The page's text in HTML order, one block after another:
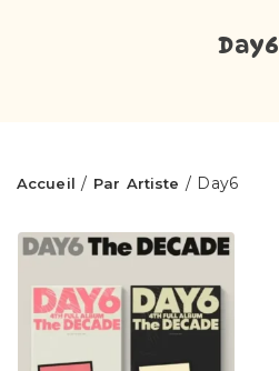
Day6
Accueil / Par Artiste / Day6